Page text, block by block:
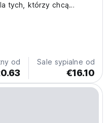
tych, którzy chcą
od Sale sypialne od
€16.10